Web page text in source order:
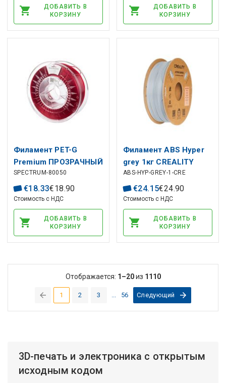
ДОБАВИТЬ В
КОРЗИНУ
ДОБАВИТЬ В
КОРЗИНУ
Филамент PET-G
Premium ПРОЗРАЧНЫЙ
КРАСНЫЙ 1 кг
SPECTRUM
SPECTRUM-80050
€18.33€18.90
Стоимость с НДС
ДОБАВИТЬ В
КОРЗИНУ
Филамент ABS Hyper
grey 1кг CREALITY
ABS-HYP-GREY-1-CRE
€24.15€24.90
Стоимость с НДС
ДОБАВИТЬ В
КОРЗИНУ
1(current)
2 3 56 Следующий
Отображается: 1–20из 1110
3D-печать и электроника с открытым
исходным кодом